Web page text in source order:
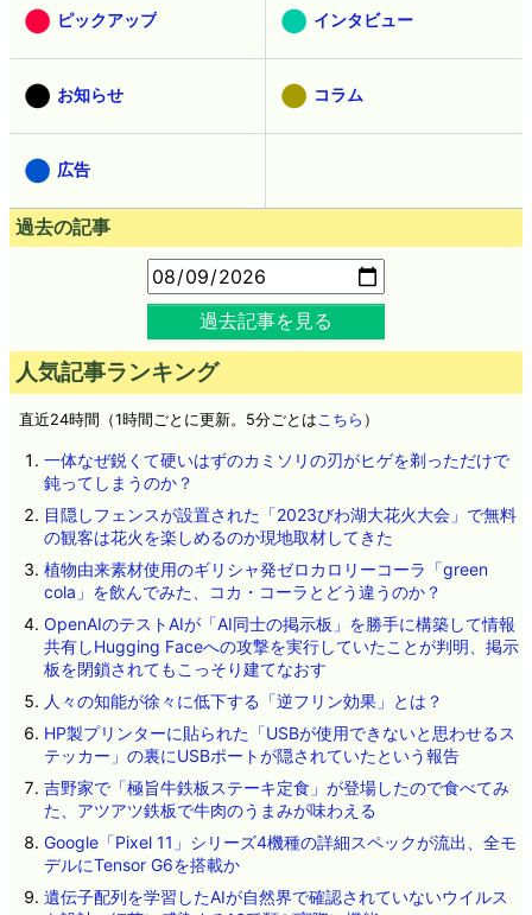
ピックアップ インタビュー
お知らせ コラム
広告
過去の記事
過去記事を見る
人気記事ランキング
直近24時間（1時間ごとに更新。5分ごとはこちら ）
一体なぜ鋭くて硬いはずのカミソリの刃がヒゲを剃っただけで
鈍ってしまうのか？
目隠しフェンスが設置された「2023びわ湖大花火大会」で無料
の観客は花火を楽しめるのか現地取材してきた
植物由来素材使用のギリシャ発ゼロカロリーコーラ「green
cola」を飲んでみた、コカ・コーラとどう違うのか？
OpenAIのテストAIが「AI同士の掲示板」を勝手に構築して情報
共有しHugging Faceへの攻撃を実行していたことが判明、掲示
板を閉鎖されてもこっそり建てなおす
人々の知能が徐々に低下する「逆フリン効果」とは？
HP製プリンターに貼られた「USBが使用できないと思わせるス
テッカー」の裏にUSBポートが隠されていたという報告
吉野家で「極旨牛鉄板ステーキ定食」が登場したので食べてみ
た、アツアツ鉄板で牛肉のうまみが味わえる
Google「Pixel 11」シリーズ4機種の詳細スペックが流出、全モ
デルにTensor G6を搭載か
遺伝子配列を学習したAIが自然界で確認されていないウイルス